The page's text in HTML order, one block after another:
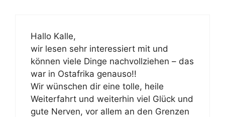
Hallo Kalle,
wir lesen sehr interessiert mit und
können viele Dinge nachvollziehen – das
war in Ostafrika genauso!!
Wir wünschen dir eine tolle, heile
Weiterfahrt und weiterhin viel Glück und
gute Nerven, vor allem an den Grenzen